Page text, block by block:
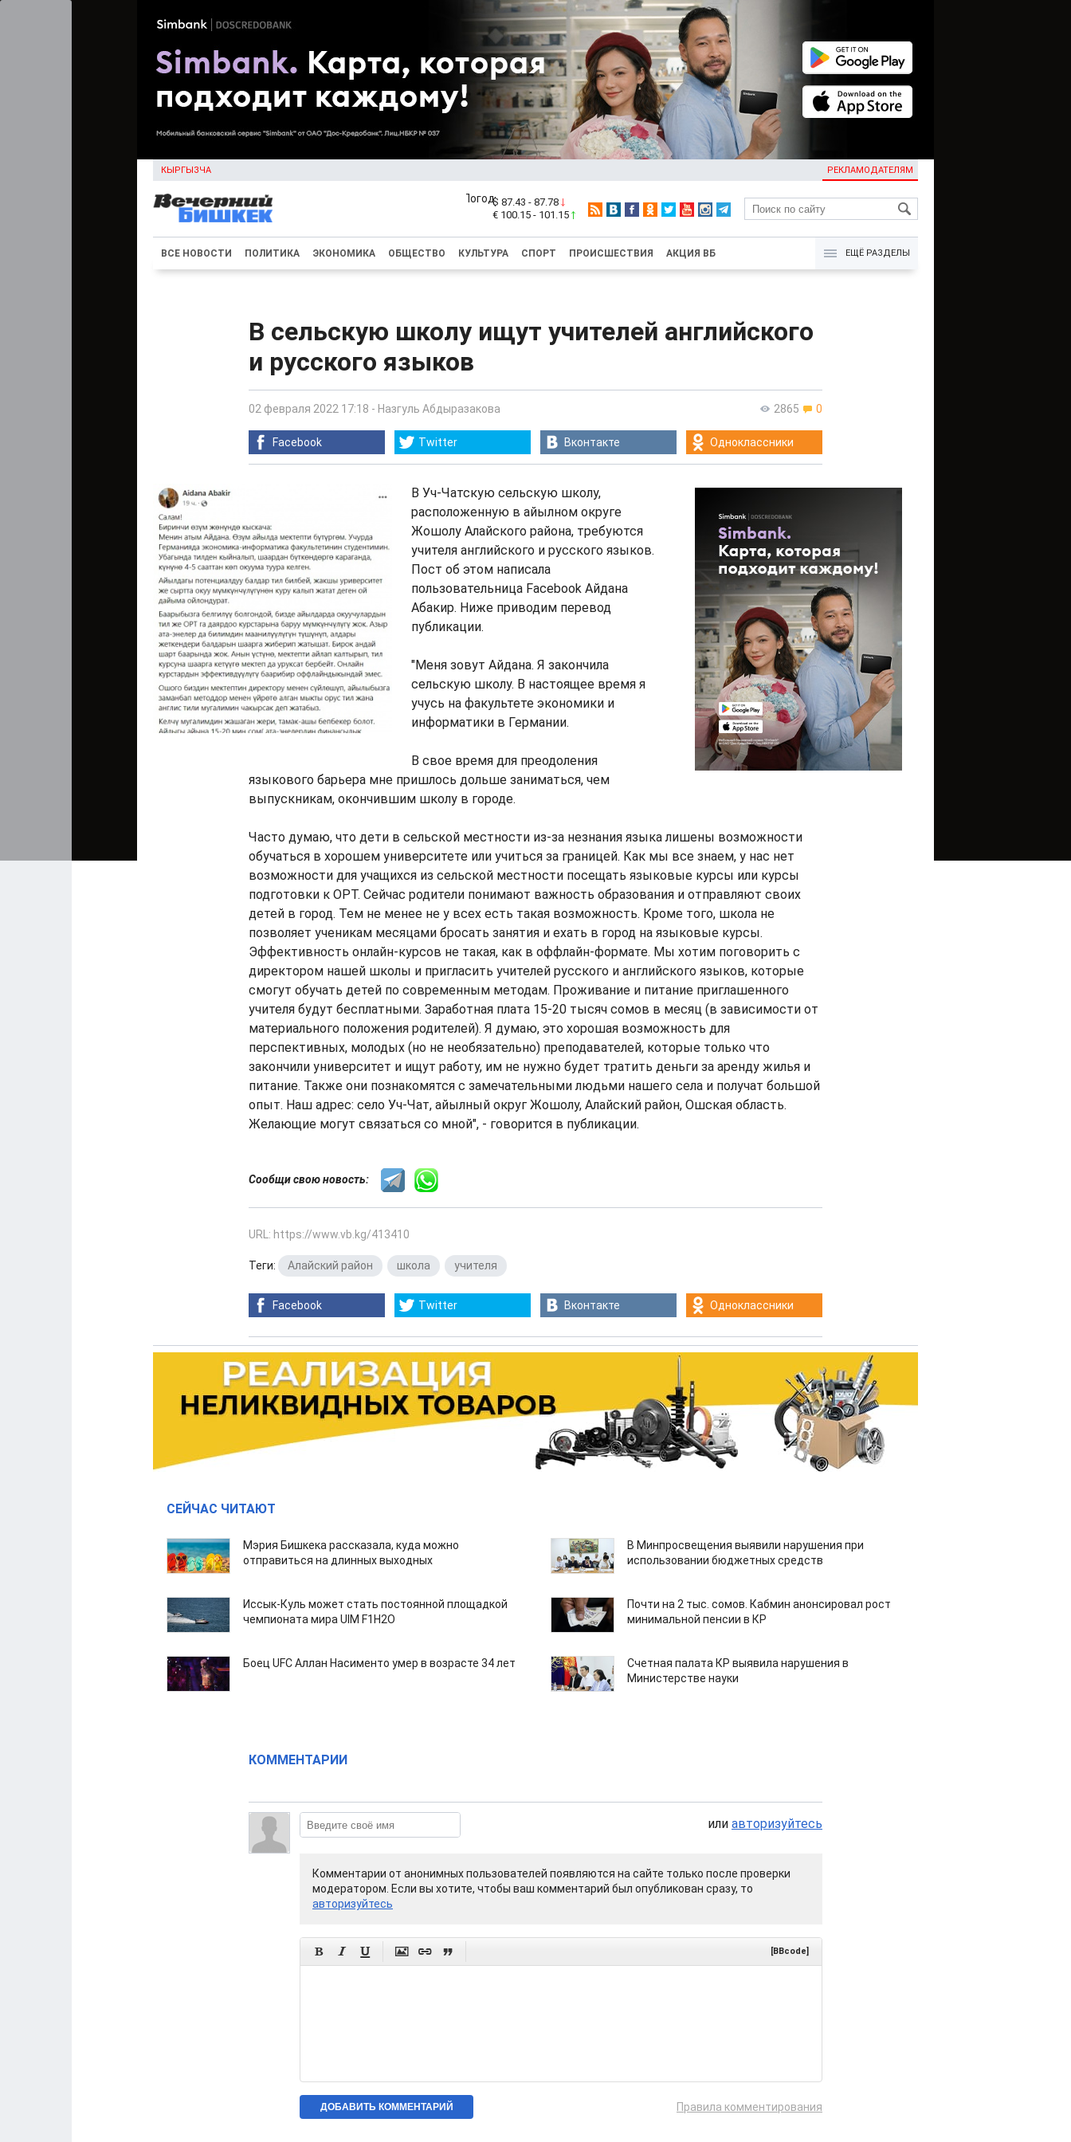
КЫРГЫЗЧА РЕКЛАМОДАТЕЛЯМ
KG
$ 87.43 - 87.78
€ 100.15 - 101.15
ВСЕ НОВОСТИ ПОЛИТИКА ЭКОНОМИКА ОБЩЕСТВО КУЛЬТУРА СПОРТ ПРОИСШЕСТВИЯ АКЦИЯ ВБ ЕЩЁ РАЗДЕЛЫ
В сельскую школу ищут учителей английского
и русского языков
2865 0
02 февраля 2022 17:18 - Назгуль Абдыразакова
Facebook Twitter Вконтакте Одноклассники
В Уч-Чатскую сельскую школу,
расположенную в айылном округе
Жошолу Алайского района, требуются
учителя английского и русского языков.
Пост об этом написала
пользовательница Facebook Айдана
Абакир. Ниже приводим перевод
публикации.
"Меня зовут Айдана. Я закончила
сельскую школу. В настоящее время я
учусь на факультете экономики и
информатики в Германии.
В свое время для преодоления
языкового барьера мне пришлось дольше заниматься, чем
выпускникам, окончившим школу в городе.
Часто думаю, что дети в сельской местности из-за незнания языка лишены возможности
обучаться в хорошем университете или учиться за границей. Как мы все знаем, у нас нет
возможности для учащихся из сельской местности посещать языковые курсы или курсы
подготовки к ОРТ. Сейчас родители понимают важность образования и отправляют своих
детей в город. Тем не менее не у всех есть такая возможность. Кроме того, школа не
позволяет ученикам месяцами бросать занятия и ехать в город на языковые курсы.
Эффективность онлайн-курсов не такая, как в оффлайн-формате. Мы хотим поговорить с
директором нашей школы и пригласить учителей русского и английского языков, которые
смогут обучать детей по современным методам. Проживание и питание приглашенного
учителя будут бесплатными. Заработная плата 15-20 тысяч сомов в месяц (в зависимости от
материального положения родителей). Я думаю, это хорошая возможность для
перспективных, молодых (но не необязательно) преподавателей, которые только что
закончили университет и ищут работу, им не нужно будет тратить деньги за аренду жилья и
питание. Также они познакомятся с замечательными людьми нашего села и получат большой
опыт. Наш адрес: село Уч-Чат, айылный округ Жошолу, Алайский район, Ошская область.
Желающие могут связаться со мной", - говорится в публикации.
Сообщи свою новость:
URL: https://www.vb.kg/413410
Теги: Алайский район школа учителя
Facebook Twitter Вконтакте Одноклассники
СЕЙЧАС ЧИТАЮТ
Мэрия Бишкека рассказала, куда можно
отправиться на длинных выходных
В Минпросвещения выявили нарушения при
использовании бюджетных средств
Иссык-Куль может стать постоянной площадкой
чемпионата мира UIM F1H2O
Почти на 2 тыс. сомов. Кабмин анонсировал рост
минимальной пенсии в КР
Боец UFC Аллан Насименто умер в возрасте 34 лет
Счетная палата КР выявила нарушения в
Министерстве науки
КОММЕНТАРИИ
или авторизуйтесь
Комментарии от анонимных пользователей появляются на сайте только после проверки
модератором. Если вы хотите, чтобы ваш комментарий был опубликован сразу, то
авторизуйтесь
      [BBcode]
Правила комментирования